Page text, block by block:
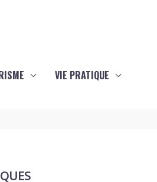
VIE PRATIQUE